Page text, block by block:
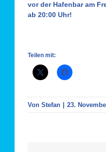
vor der Hafenbar am
ab 20:00 Uhr!
Teilen mit:
VonStefan 23.